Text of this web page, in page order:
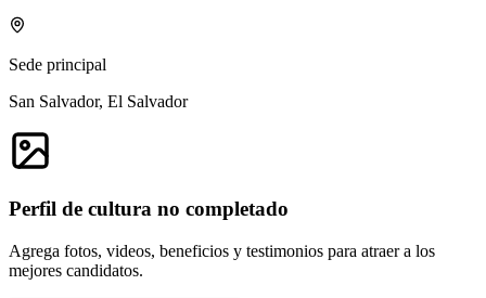
Sede principal
San Salvador, El Salvador
Perfil de cultura no completado
Agrega fotos, videos, beneficios y testimonios para atraer a los
mejores candidatos.